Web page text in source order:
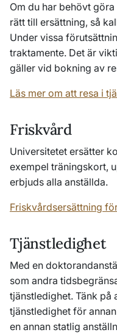
Om du har behövt
rätt till ersättning, så
Under vissa
traktamente. Det är
gäller vid bokning av
Läs mer om att resa i
Friskvård
Universitetet ersätter
exempel träningskort,
erbjuds alla anställda.
Friskvårdsersättning
Tjänstledighet
Med en
som andra
tjänstledighet. Tänk på
tjänstledighet för
en annan statlig